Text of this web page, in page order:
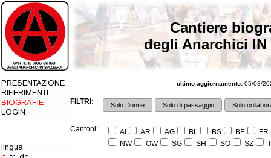
Cantiere
degli Anarchici IN
ultimo aggiornamento: 05/08/
FILTRI: Solo Donne Solo di passaggio Solo
Cantoni: AI AR AG BL BS BE
FR
NW
OW SG SH SO SZ